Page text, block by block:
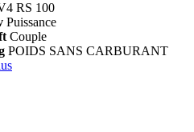
RS 100
Puissance
Couple
POIDS SANS CARBURANT